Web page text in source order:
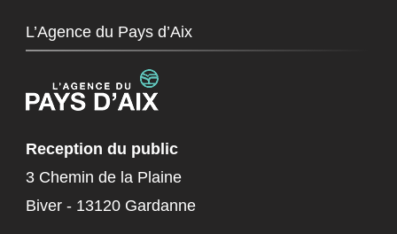
L’Agence du Pays d’Aix
Reception du public
3 Chemin de la Plaine
Biver - 13120 Gardanne